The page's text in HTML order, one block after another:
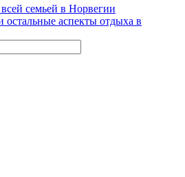
семьей в Норвегии
остальные аспекты отдыха в